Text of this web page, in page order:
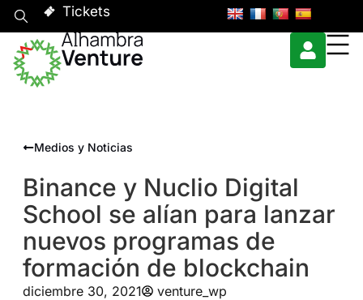
Tickets
Medios y Noticias
Binance y Nuclio Digital
School se alían para lanzar
nuevos programas de
formación de blockchain
diciembre 30, 2021 venture_wp